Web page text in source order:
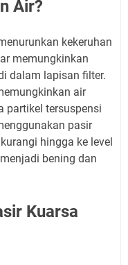
Air?
kekeruhan
memungkinkan
dalam lapisan filter.
air
partikel tersuspensi
pasir
hingga ke level
bening dan
Kuarsa